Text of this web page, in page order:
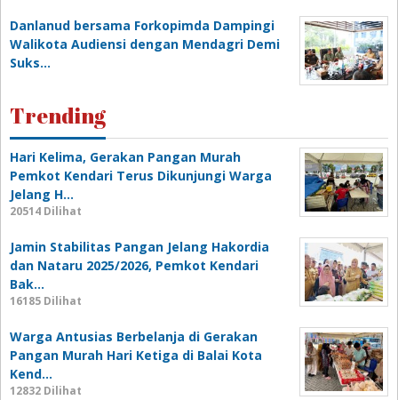
Danlanud bersama Forkopimda Dampingi
Walikota Audiensi dengan Mendagri Demi
Suks…
Trending
Hari Kelima, Gerakan Pangan Murah
Pemkot Kendari Terus Dikunjungi Warga
Jelang H…
20514 Dilihat
Jamin Stabilitas Pangan Jelang Hakordia
dan Nataru 2025/2026, Pemkot Kendari
Bak…
16185 Dilihat
Warga Antusias Berbelanja di Gerakan
Pangan Murah Hari Ketiga di Balai Kota
Kend…
12832 Dilihat